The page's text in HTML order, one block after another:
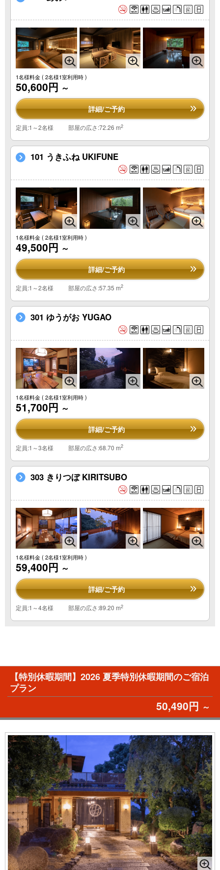
1名様料金( 2名様1室利用時 )
50,600円 ～
詳細/ご予約
定員:1～2名様 部屋の広さ:72.26 m2
101 うきふね UKIFUNE
1名様料金( 2名様1室利用時 )
49,500円 ～
詳細/ご予約
定員:1～2名様 部屋の広さ:57.35 m2
301 ゆうがお YUGAO
1名様料金( 2名様1室利用時 )
51,700円 ～
詳細/ご予約
定員:1～3名様 部屋の広さ:68.70 m2
303 きりつぼ KIRITSUBO
1名様料金( 2名様1室利用時 )
59,400円 ～
詳細/ご予約
定員:1～4名様 部屋の広さ:89.20 m2
【特別休暇期間】2026 夏季特別休暇期間のご宿泊
プラン
50,490円 ～